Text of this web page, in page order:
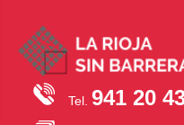
Tel. 941 20